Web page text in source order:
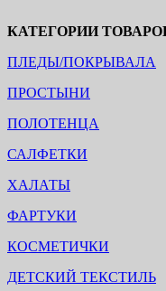
КАТЕГОРИИ
ПЛЕДЫ/ПОКРЫВАЛА
ПРОСТЫНИ
ПОЛОТЕНЦА
САЛФЕТКИ
ХАЛАТЫ
ФАРТУКИ
КОСМЕТИЧКИ
ДЕТСКИЙ ТЕКСТИЛЬ